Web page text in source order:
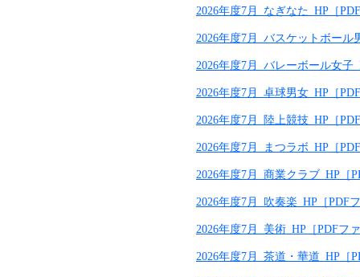
2026年度7月_なぎなた_HP［
2026年度7月_バスケットボール
2026年度7月_バレーボール女子
2026年度7月_卓球男女_HP［
2026年度7月_陸上競技_HP［
2026年度7月_まつラボ_HP［
2026年度7月_商業クラブ_HP［
2026年度7月_吹奏楽_HP［PDF
2026年度7月_美術_HP［PDFフ
2026年度7月_茶道・華道_HP［